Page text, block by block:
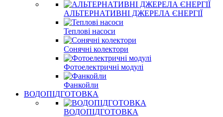
АЛЬТЕРНАТИВНІ ДЖЕРЕЛА ЄНЕРГІЇ
Теплові насоси
Сонячні колектори
Фотоелектричні модулі
Фанкойли
ВОДОПІДГОТОВКА
ВОДОПІДГОТОВКА